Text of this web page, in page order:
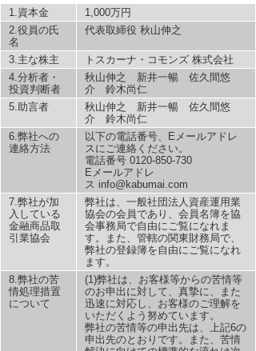
1.資本金
1,000万円
2.役員の氏
名
代表取締役 秋山伸之
3.主な株主
トスカーナ・コモンズ 株式会社
4.分析者・
投資判断者
秋山伸之 新井一暢 佐久間悠
介 鈴木尚仁
5.助言者
秋山伸之 新井一暢 佐久間悠
介 鈴木尚仁
6.弊社への
連絡方法
以下の電話番号、Eメールアドレ
スにご連絡ください。
電話番号 0120-850-730
Eメールアドレ
ス info@kabumai.com
7.弊社が加
入している
金融商品取
引業協会
弊社は、一般社団法人資産運用業
協会の会員であり、会員名簿を協
会事務局で自由にご覧になれま
す。また、管轄の関東財務局で、
弊社の登録簿を自由にご覧になれ
ます。
8.弊社の苦
情処理措置
について
(1)弊社は、お客様等からの苦情等
のお申出に対して、真摯に、また
迅速に対応し、お客様のご理解を
いただくよう努めています。
弊社の苦情等の申出先は、上記6の
申出先のとおりです。また、苦情